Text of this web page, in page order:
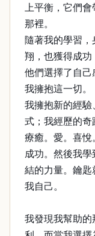
上平衡，它們
那裡。
隨著我的學習
翔，也獲得成功
他們選擇了自己
我擁抱這一切。
我擁抱新的經
式；我經歷的奇
療癒。愛。喜悅
成功。然後我
結的力量。鑰
我自己。
我發現我幫助的